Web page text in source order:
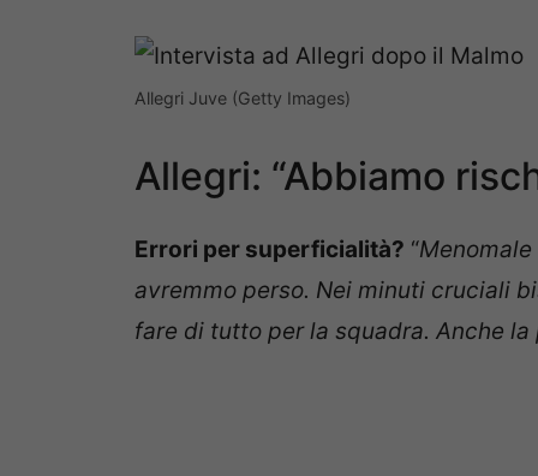
Allegri Juve (Getty Images)
Allegri: “Abbiamo
Errori per superficialità? “
avremmo perso. Nei minuti cruciali
fare di tutto per la squadra. Anche